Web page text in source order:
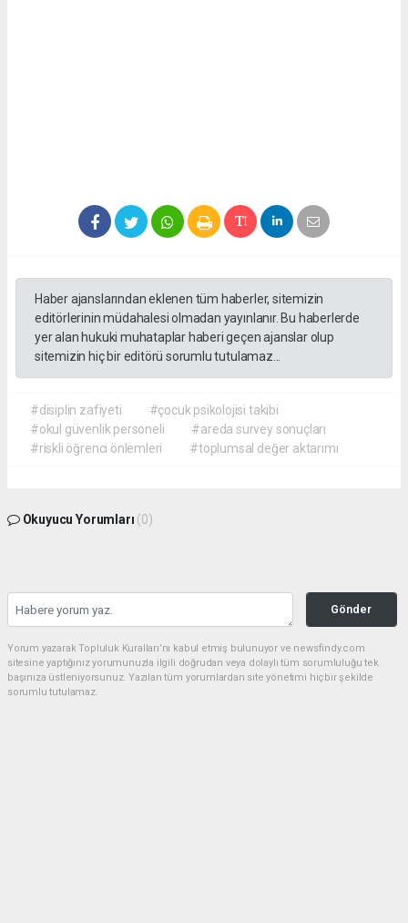
Haber ajanslarından eklenen tüm haberler, sitemizin
editörlerinin müdahalesi olmadan yayınlanır. Bu haberlerde
yer alan hukuki muhataplar haberi geçen ajanslar olup
sitemizin hiç bir editörü sorumlu tutulamaz...
#disiplin zafiyeti
#çocuk psikolojisi takibi
#okul güvenlik personeli
#areda survey sonuçları
#riskli öğrenci önlemleri
#toplumsal değer aktarımı
Okuyucu Yorumları (0)
Gönder
Yorum yazarak Topluluk Kuralları’nı kabul etmiş bulunuyor ve newsfindy.com
sitesine yaptığınız yorumunuzla ilgili doğrudan veya dolaylı tüm sorumluluğu tek
başınıza üstleniyorsunuz. Yazılan tüm yorumlardan site yönetimi hiçbir şekilde
sorumlu tutulamaz.